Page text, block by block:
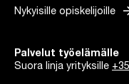
Nykyisille opiskelijoille
Palvelut työelämälle
Suora linja yrityksille